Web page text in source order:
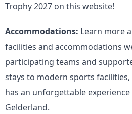
Trophy 2027 on this website!
Accommodations: Learn more
facilities and accommodations
participating teams and
stays to modern sports
has an unforgettable
Gelderland.